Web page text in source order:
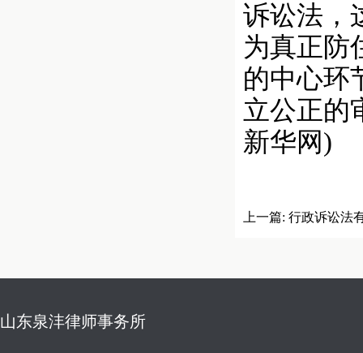
诉讼法，
为真正防
的中心环
立公正的
新华网)
上一篇: 行政诉讼法
山东泉沣律师事务所